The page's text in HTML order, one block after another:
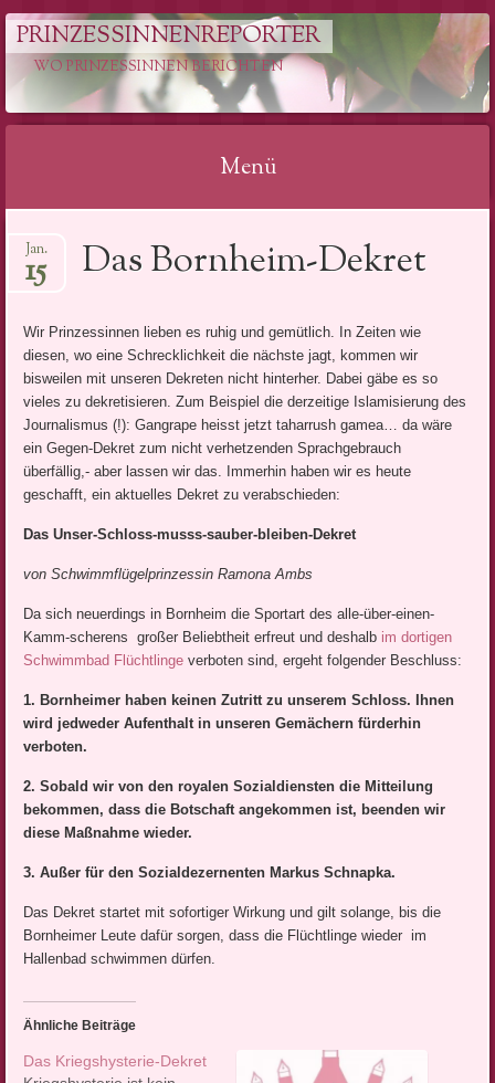
PRINZESSINNENREPORTER
WO PRINZESSINNEN BERICHTEN
Menü
zum
Inhalt
Das Bornheim-Dekret
Jan.
15
Wir Prinzessinnen lieben es ruhig und gemütlich. In Zeiten wie
diesen, wo eine Schrecklichkeit die nächste jagt, kommen wir
bisweilen mit unseren Dekreten nicht hinterher. Dabei gäbe es so
vieles zu dekretisieren. Zum Beispiel die derzeitige Islamisierung des
Journalismus (!): Gangrape heisst jetzt taharrush gamea… da wäre
ein Gegen-Dekret zum nicht verhetzenden Sprachgebrauch
überfällig,- aber lassen wir das. Immerhin haben wir es heute
geschafft, ein aktuelles Dekret zu verabschieden:
Das Unser-Schloss-musss-sauber-bleiben-Dekret
von Schwimmflügelprinzessin Ramona Ambs
Da sich neuerdings in Bornheim die Sportart des alle-über-einen-
Kamm-scherens großer Beliebtheit erfreut und deshalb im dortigen
Schwimmbad Flüchtlingeverboten sind, ergeht folgender Beschluss:
1. Bornheimer haben keinen Zutritt zu unserem Schloss. Ihnen
wird jedweder Aufenthalt in unseren Gemächern fürderhin
verboten.
2. Sobald wir von den royalen Sozialdiensten die Mitteilung
bekommen, dass die Botschaft angekommen ist, beenden wir
diese Maßnahme wieder.
3. Außer für den Sozialdezernenten Markus Schnapka.
Das Dekret startet mit sofortiger Wirkung und gilt solange, bis die
Bornheimer Leute dafür sorgen, dass die Flüchtlinge wieder im
Hallenbad schwimmen dürfen.
Ähnliche Beiträge
Das Kriegshysterie-Dekret